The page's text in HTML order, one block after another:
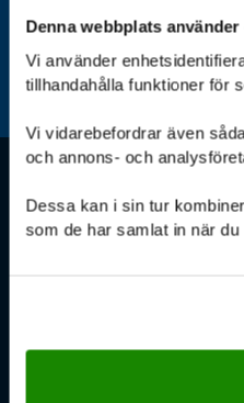
Denna webbplats
Vi använder
tillhandahålla funktioner för
Vi vidarebefordrar även
och annons- och
Dessa kan i sin tur
som de har samlat in när
Aktuellt För
Kontakt
Tel: 08-568 432 00